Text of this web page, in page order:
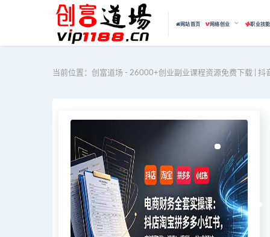
网站首页 网络创业 职业技能
当前位置： 创富道场 - 26000+创业副业课程资源免费下载 | 抖